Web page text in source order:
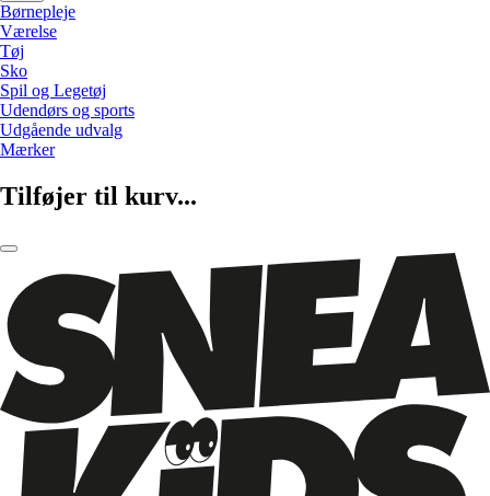
Børnepleje
Værelse
Tøj
Sko
Spil og Legetøj
Udendørs og sports
Udgående udvalg
Mærker
Tilføjer til kurv...